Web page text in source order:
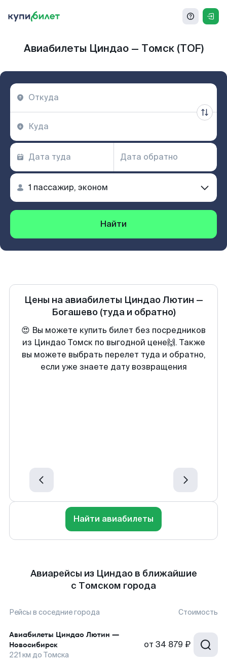
Авиабилеты Циндао — Томск (TOF)
Найти
Цены на авиабилеты Циндао Лютин —
Богашево (туда и обратно)
😍 Вы можете купить билет без посредников
из Циндао Томск по выгодной цене🙌. Также
вы можете выбрать перелет туда и обратно,
если уже знаете дату возвращения
Найти авиабилеты
Авиарейсы из Циндао в ближайшие
с Томском города
Рейсы в соседние города Стоимость
Авиабилеты Циндао Лютин —
Новосибирск
221 км до Томска
от 34 879 ₽